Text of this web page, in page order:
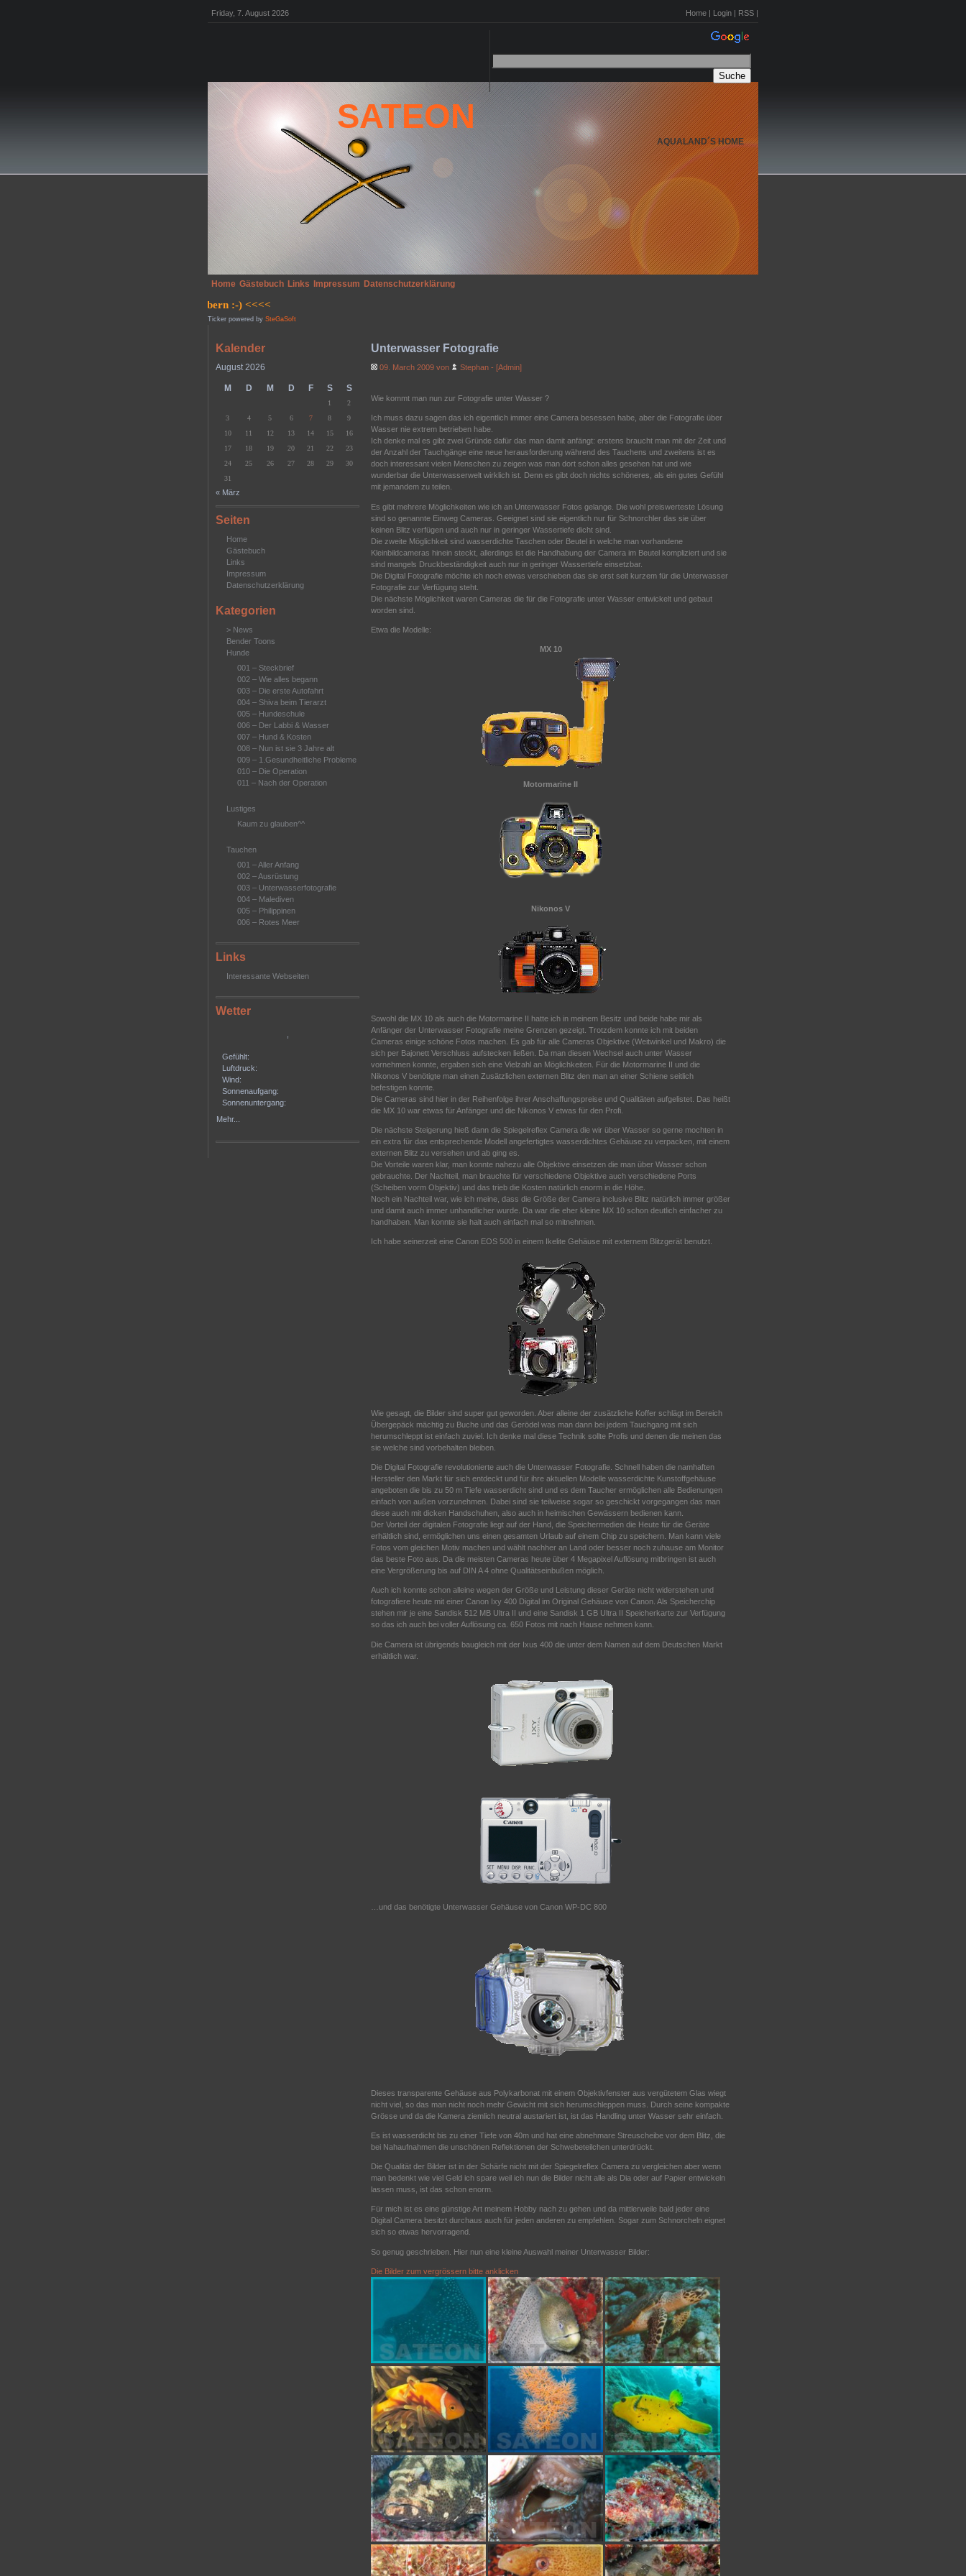
Home | Login | RSS |
Friday, 7. August 2026
SATEON
AQUALAND´S HOME
Home Gästebuch Links Impressum Datenschutzerklärung
Ticker powered by SteGaSoft
Kalender
August 2026
M D M D F S S
1
2
3
4 5 6 7 8
9
10
11 12 13 14 15
16
17
18 19 20 21 22
23
24
25 26 27 28 29
30
31
« März
Seiten
Home
Gästebuch
Links
Impressum
Datenschutzerklärung
Kategorien
> News
Bender Toons
Hunde
001 – Steckbrief
002 – Wie alles begann
003 – Die erste Autofahrt
004 – Shiva beim Tierarzt
005 – Hundeschule
006 – Der Labbi & Wasser
007 – Hund & Kosten
008 – Nun ist sie 3 Jahre alt
009 – 1.Gesundheitliche Probleme
010 – Die Operation
011 – Nach der Operation
Lustiges
Kaum zu glauben^^
Tauchen
001 – Aller Anfang
002 – Ausrüstung
003 – Unterwasserfotografie
004 – Malediven
005 – Philippinen
006 – Rotes Meer
Links
Interessante Webseiten
Wetter
Gefühlt:
Luftdruck:
Wind:
Sonnenaufgang:
Sonnenuntergang:
Mehr...
Unterwasser Fotografie
09. March 2009 von Stephan - [Admin]
Wie kommt man nun zur Fotografie unter Wasser ?
Ich muss dazu sagen das ich eigentlich immer eine Camera besessen habe, aber die Fotografie über
Wasser nie extrem betrieben habe.
Ich denke mal es gibt zwei Gründe dafür das man damit anfängt: erstens braucht man mit der Zeit und
der Anzahl der Tauchgänge eine neue herausforderung während des Tauchens und zweitens ist es
doch interessant vielen Menschen zu zeigen was man dort schon alles gesehen hat und wie
wunderbar die Unterwasserwelt wirklich ist. Denn es gibt doch nichts schöneres, als ein gutes Gefühl
mit jemandem zu teilen.
Es gibt mehrere Möglichkeiten wie ich an Unterwasser Fotos gelange. Die wohl preiswerteste Lösung
sind so genannte Einweg Cameras. Geeignet sind sie eigentlich nur für Schnorchler das sie über
keinen Blitz verfügen und auch nur in geringer Wassertiefe dicht sind.
Die zweite Möglichkeit sind wasserdichte Taschen oder Beutel in welche man vorhandene
Kleinbildcameras hinein steckt, allerdings ist die Handhabung der Camera im Beutel kompliziert und sie
sind mangels Druckbeständigkeit auch nur in geringer Wassertiefe einsetzbar.
Die Digital Fotografie möchte ich noch etwas verschieben das sie erst seit kurzem für die Unterwasser
Fotografie zur Verfügung steht.
Die nächste Möglichkeit waren Cameras die für die Fotografie unter Wasser entwickelt und gebaut
worden sind.
Etwa die Modelle:
MX 10
Motormarine II
Nikonos V
Sowohl die MX 10 als auch die Motormarine II hatte ich in meinem Besitz und beide habe mir als
Anfänger der Unterwasser Fotografie meine Grenzen gezeigt. Trotzdem konnte ich mit beiden
Cameras einige schöne Fotos machen. Es gab für alle Cameras Objektive (Weitwinkel und Makro) die
sich per Bajonett Verschluss aufstecken ließen. Da man diesen Wechsel auch unter Wasser
vornehmen konnte, ergaben sich eine Vielzahl an Möglichkeiten. Für die Motormarine II und die
Nikonos V benötigte man einen Zusätzlichen externen Blitz den man an einer Schiene seitlich
befestigen konnte.
Die Cameras sind hier in der Reihenfolge ihrer Anschaffungspreise und Qualitäten aufgelistet. Das heißt
die MX 10 war etwas für Anfänger und die Nikonos V etwas für den Profi.
Die nächste Steigerung hieß dann die Spiegelreflex Camera die wir über Wasser so gerne mochten in
ein extra für das entsprechende Modell angefertigtes wasserdichtes Gehäuse zu verpacken, mit einem
externen Blitz zu versehen und ab ging es.
Die Vorteile waren klar, man konnte nahezu alle Objektive einsetzen die man über Wasser schon
gebrauchte. Der Nachteil, man brauchte für verschiedene Objektive auch verschiedene Ports
(Scheiben vorm Objektiv) und das trieb die Kosten natürlich enorm in die Höhe.
Noch ein Nachteil war, wie ich meine, dass die Größe der Camera inclusive Blitz natürlich immer größer
und damit auch immer unhandlicher wurde. Da war die eher kleine MX 10 schon deutlich einfacher zu
handhaben. Man konnte sie halt auch einfach mal so mitnehmen.
Ich habe seinerzeit eine Canon EOS 500 in einem Ikelite Gehäuse mit externem Blitzgerät benutzt.
Wie gesagt, die Bilder sind super gut geworden. Aber alleine der zusätzliche Koffer schlägt im Bereich
Übergepäck mächtig zu Buche und das Gerödel was man dann bei jedem Tauchgang mit sich
herumschleppt ist einfach zuviel. Ich denke mal diese Technik sollte Profis und denen die meinen das
sie welche sind vorbehalten bleiben.
Die Digital Fotografie revolutionierte auch die Unterwasser Fotografie. Schnell haben die namhaften
Hersteller den Markt für sich entdeckt und für ihre aktuellen Modelle wasserdichte Kunstoffgehäuse
angeboten die bis zu 50 m Tiefe wasserdicht sind und es dem Taucher ermöglichen alle Bedienungen
einfach von außen vorzunehmen. Dabei sind sie teilweise sogar so geschickt vorgegangen das man
diese auch mit dicken Handschuhen, also auch in heimischen Gewässern bedienen kann.
Der Vorteil der digitalen Fotografie liegt auf der Hand, die Speichermedien die Heute für die Geräte
erhältlich sind, ermöglichen uns einen gesamten Urlaub auf einem Chip zu speichern. Man kann viele
Fotos vom gleichen Motiv machen und wählt nachher an Land oder besser noch zuhause am Monitor
das beste Foto aus. Da die meisten Cameras heute über 4 Megapixel Auflösung mitbringen ist auch
eine Vergrößerung bis auf DIN A 4 ohne Qualitätseinbußen möglich.
Auch ich konnte schon alleine wegen der Größe und Leistung dieser Geräte nicht widerstehen und
fotografiere heute mit einer Canon Ixy 400 Digital im Original Gehäuse von Canon. Als Speicherchip
stehen mir je eine Sandisk 512 MB Ultra II und eine Sandisk 1 GB Ultra II Speicherkarte zur Verfügung
so das ich auch bei voller Auflösung ca. 650 Fotos mit nach Hause nehmen kann.
Die Camera ist übrigends baugleich mit der Ixus 400 die unter dem Namen auf dem Deutschen Markt
erhältlich war.
…und das benötigte Unterwasser Gehäuse von Canon WP-DC 800
Dieses transparente Gehäuse aus Polykarbonat mit einem Objektivfenster aus vergütetem Glas wiegt
nicht viel, so das man nicht noch mehr Gewicht mit sich herumschleppen muss. Durch seine kompakte
Grösse und da die Kamera ziemlich neutral austariert ist, ist das Handling unter Wasser sehr einfach.
Es ist wasserdicht bis zu einer Tiefe von 40m und hat eine abnehmare Streuscheibe vor dem Blitz, die
bei Nahaufnahmen die unschönen Reflektionen der Schwebeteilchen unterdrückt.
Die Qualität der Bilder ist in der Schärfe nicht mit der Spiegelreflex Camera zu vergleichen aber wenn
man bedenkt wie viel Geld ich spare weil ich nun die Bilder nicht alle als Dia oder auf Papier entwickeln
lassen muss, ist das schon enorm.
Für mich ist es eine günstige Art meinem Hobby nach zu gehen und da mittlerweile bald jeder eine
Digital Camera besitzt durchaus auch für jeden anderen zu empfehlen. Sogar zum Schnorcheln eignet
sich so etwas hervorragend.
So genug geschrieben. Hier nun eine kleine Auswahl meiner Unterwasser Bilder:
Die Bilder zum vergrössern bitte anklicken